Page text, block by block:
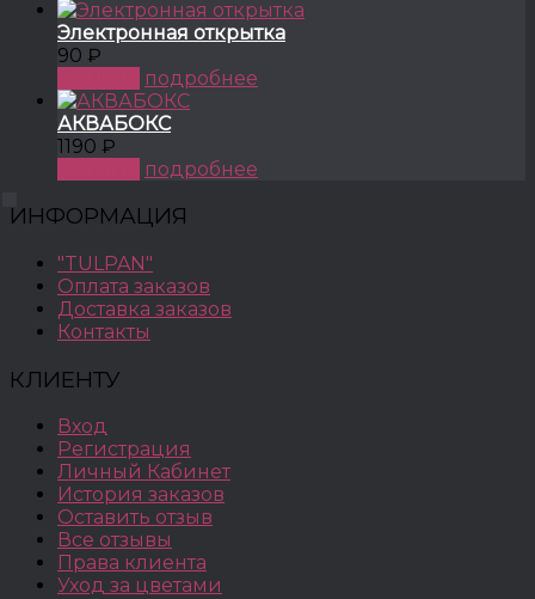
Электронная открытка
90 ₽
подробнее
АКВАБОКС
1190 ₽
подробнее
ИНФОРМАЦИЯ
"TULPAN"
Оплата заказов
Доставка заказов
Контакты
КЛИЕНТУ
Вход
Регистрация
Личный Кабинет
История заказов
Оставить отзыв
Все отзывы
Права клиента
Уход за цветами